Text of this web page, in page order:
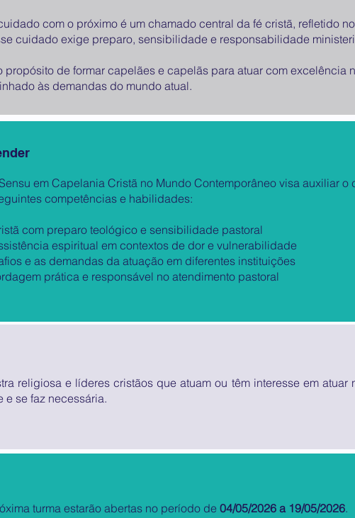
com o próximo é um chamado central da fé cristã, refletido
cuidado exige preparo, sensibilidade e responsabilidade
propósito de formar capelães e capelãs para atuar com excelência
às demandas do mundo atual.
em Capelania Cristã no Mundo Contemporâneo visa auxiliar
competências e habilidades:
com preparo teológico e sensibilidade pastoral
espiritual em contextos de dor e vulnerabilidade
e as demandas da atuação em diferentes instituições
prática e responsável no atendimento pastoral
religiosa e líderes cristãos que atuam ou têm interesse em
e se faz necessária.
turma estarão abertas no período de 04/05/2026 a 19/05/2026.